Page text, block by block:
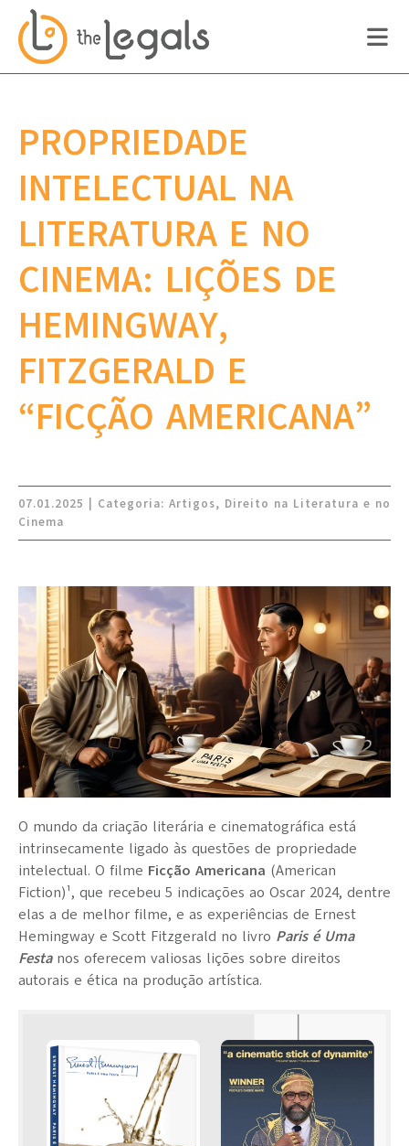
PROPRIEDADE
INTELECTUAL NA
LITERATURA E NO
CINEMA: LIÇÕES DE
HEMINGWAY,
FITZGERALD E
“FICÇÃO AMERICANA”
07.01.2025 | Categoria: Artigos, Direito na Literatura e no
Cinema
O mundo da criação literária e cinematográfica está
intrinsecamente ligado às questões de propriedade
intelectual. O filme Ficção Americana (American
Fiction)¹, que recebeu 5 indicações ao Oscar 2024, dentre
elas a de melhor filme, e as experiências de Ernest
Hemingway e Scott Fitzgerald no livro Paris é Uma
Festanos oferecem valiosas lições sobre direitos
autorais e ética na produção artística.